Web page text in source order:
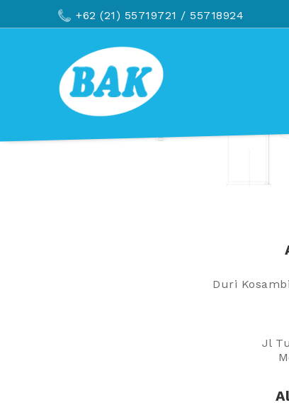
+62 (21) 55719721 / 55718924
Duri
Jl